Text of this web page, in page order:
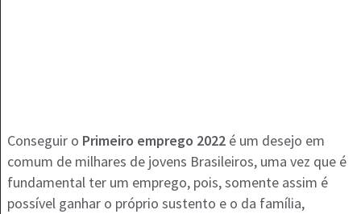
Conseguir o Primeiro emprego 2022é um desejo em
comum de milhares de jovens Brasileiros, uma vez que é
fundamental ter um emprego, pois, somente assim é
possível ganhar o próprio sustento e o da família,